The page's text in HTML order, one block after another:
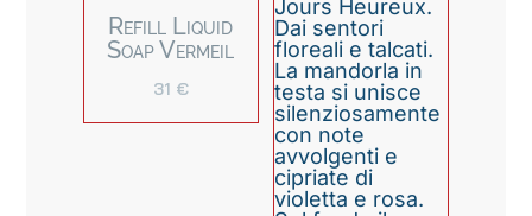
Refill Liquid
Soap Vermeil
31 €